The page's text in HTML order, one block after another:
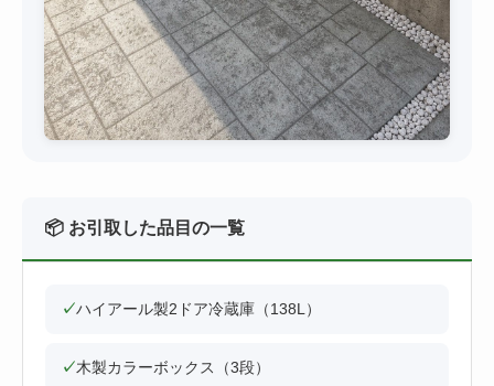
📦 お引取した品目の一覧
✓ハイアール製2ドア冷蔵庫（138L）
✓木製カラーボックス（3段）